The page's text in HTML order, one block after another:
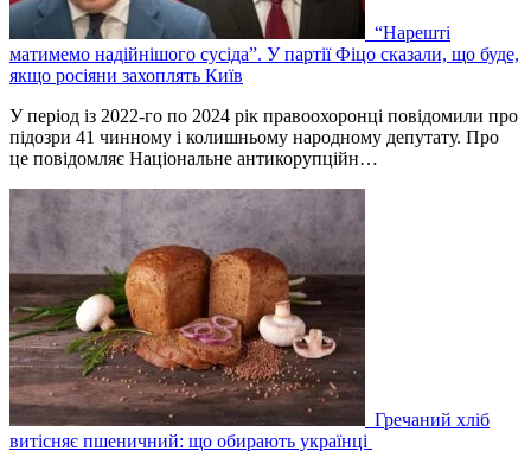
“Нарешті
матимемо надійнішого сусіда”. У партії Фіцо сказали, що буде,
якщо росіяни захоплять Київ
У період із 2022-го по 2024 рік правоохоронці повідомили про
підозри 41 чинному і колишньому народному депутату. Про
це повідомляє Національне антикорупційн…
Гречаний хліб
витісняє пшеничний: що обирають українці